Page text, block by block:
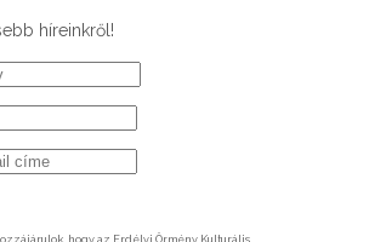
híreinkről!
hogy az Erdélyi Örmény Kulturális